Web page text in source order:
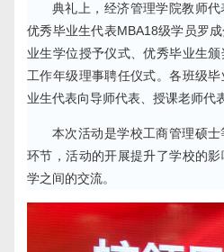
典礼上，经济管理学院教师代
优秀毕业生代表MBA18级学员罗
业生学位授予仪式、优秀毕业生
工作年级理事聘任仪式。各班级
业生代表向导师代表、授课老师代
本次活动是学校工商管理硕
环节，活动的开展提升了学校的
学之间的交流。